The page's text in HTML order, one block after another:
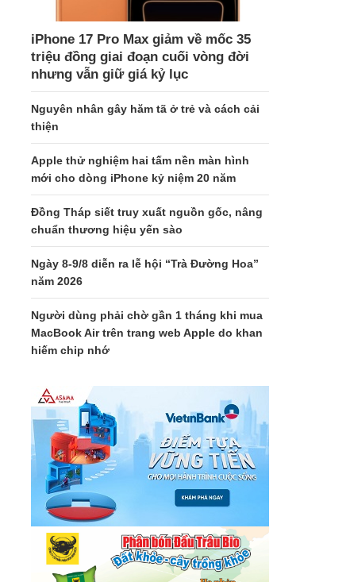
iPhone 17 Pro Max giảm về mốc 35
triệu đồng giai đoạn cuối vòng đời
nhưng vẫn giữ giá kỷ lục
Nguyên nhân gây hăm tã ở trẻ và cách cải
thiện
Apple thử nghiệm hai tấm nền màn hình
mới cho dòng iPhone kỷ niệm 20 năm
Đồng Tháp siết truy xuất nguồn gốc, nâng
chuẩn thương hiệu yến sào
Ngày 8-9/8 diễn ra lễ hội “Trà Đường Hoa”
năm 2026
Người dùng phải chờ gần 1 tháng khi mua
MacBook Air trên trang web Apple do khan
hiếm chip nhớ